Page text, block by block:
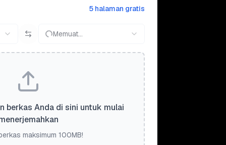
5 halaman gratis
Memuat...
berkas Anda di sini untuk mulai
maksimum 100MB!